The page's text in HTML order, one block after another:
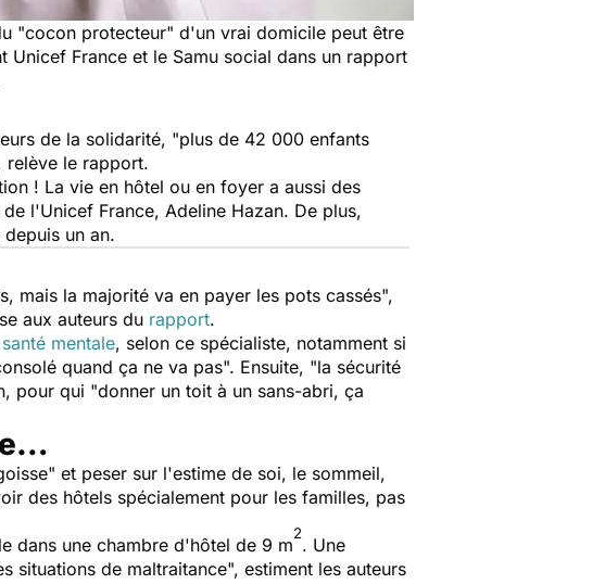
"cocon protecteur" d'un vrai domicile peut être
France et le Samu social dans un rapport
de la solidarité, "plus de 42 000 enfants
relève le rapport.
! La vie en hôtel ou en foyer a aussi des
l'Unicef France, Adeline Hazan. De plus,
un an.
mais la majorité va en payer les pots cassés",
aux auteurs du rapport.
santé mentale, selon ce spécialiste, notamment si
quand ça ne va pas". Ensuite, "la sécurité
pour qui "donner un toit à un sans-abri, ça
" et peser sur l'estime de soi, le sommeil,
des hôtels spécialement pour les familles, pas
dans une chambre d'hôtel de 9 m
2
. Une
situations de maltraitance", estiment les auteurs